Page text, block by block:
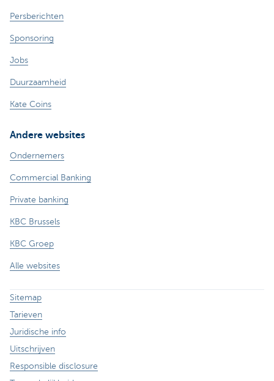
Persberichten
Sponsoring
Jobs
Duurzaamheid
Kate Coins
Andere websites
Ondernemers
Commercial Banking
Private banking
KBC Brussels
KBC Groep
Alle websites
Sitemap
Tarieven
Juridische info
Uitschrijven
Responsible disclosure